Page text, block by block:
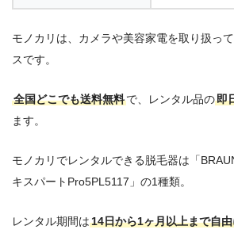
モノカリは、カメラや美容家電を取り扱っ
スです。
全国どこでも送料無料で、レンタル品の即
ます。
モノカリでレンタルできる脱毛器は「
キスパートPro5PL5117」の1種類。
レンタル期間は14日から1ヶ月以上まで自